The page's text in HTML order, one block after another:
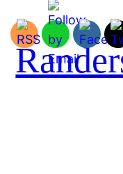
indhold